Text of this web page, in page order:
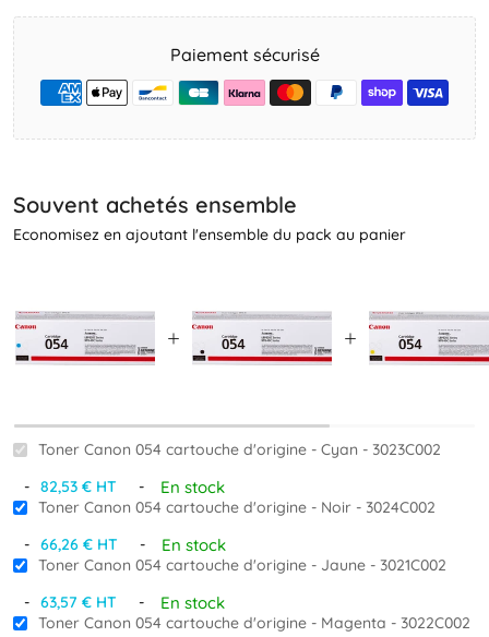
Paiement sécurisé
Souvent achetés ensemble
Economisez en ajoutant l'ensemble du pack au panier
Toner Canon 054 cartouche d'origine - Cyan - 3023C002
- 82,53 € HT - En stock
Toner Canon 054 cartouche d'origine - Noir - 3024C002
- 66,26 € HT - En stock
Toner Canon 054 cartouche d'origine - Jaune - 3021C002
- 63,57 € HT - En stock
Toner Canon 054 cartouche d'origine - Magenta - 3022C002